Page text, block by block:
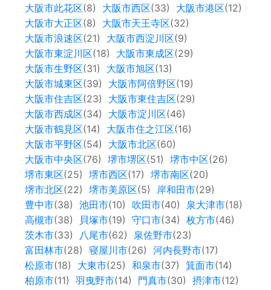
大阪市此花区(8) 大阪市西区(33) 大阪市港区(12)
大阪市大正区(8) 大阪市天王寺区(32)
大阪市浪速区(21) 大阪市西淀川区(9)
大阪市東淀川区(18) 大阪市東成区(29)
大阪市生野区(31) 大阪市旭区(13)
大阪市城東区(39) 大阪市阿倍野区(19)
大阪市住吉区(23) 大阪市東住吉区(29)
大阪市西成区(34) 大阪市淀川区(46)
大阪市鶴見区(14) 大阪市住之江区(16)
大阪市平野区(54) 大阪市北区(60)
大阪市中央区(76) 堺市堺区(51) 堺市中区(26)
堺市東区(25) 堺市西区(17) 堺市南区(20)
堺市北区(22) 堺市美原区(5) 岸和田市(29)
豊中市(38) 池田市(10) 吹田市(40) 泉大津市(18)
高槻市(38) 貝塚市(19) 守口市(34) 枚方市(46)
茨木市(33) 八尾市(62) 泉佐野市(23)
富田林市(28) 寝屋川市(26) 河内長野市(17)
松原市(18) 大東市(25) 和泉市(37) 箕面市(14)
柏原市(11) 羽曳野市(14) 門真市(30) 摂津市(12)